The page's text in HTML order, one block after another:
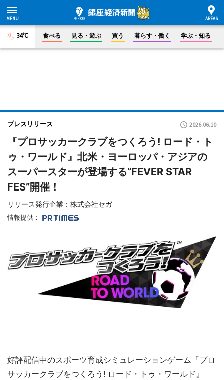
34°C 食べる 見る・遊ぶ 買う 暮らす・働く 学ぶ・知る
プレスリリース 2026.06.10
『プロサッカークラブをつくろう! ロード・ト
ゥ・ワールド』北米・ヨーロッパ・アジアの
スーパースターが登場する“FEVER STAR
FES”開催！
リリース発行企業：株式会社セガ
情報提供：
好評配信中のスポーツ育成シミュレーションゲーム『プロ
サッカークラブをつくろう! ロード・トゥ・ワールド』